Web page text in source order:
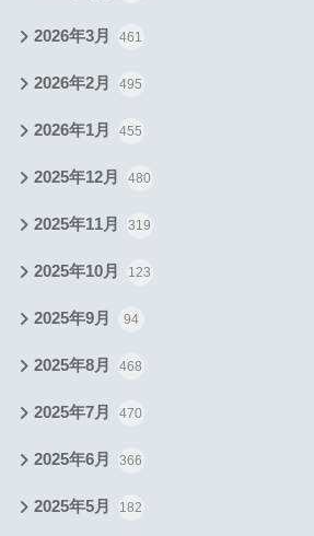
2026年3月 461
2026年2月 495
2026年1月 455
2025年12月 480
2025年11月 319
2025年10月 123
2025年9月 94
2025年8月 468
2025年7月 470
2025年6月 366
2025年5月 182